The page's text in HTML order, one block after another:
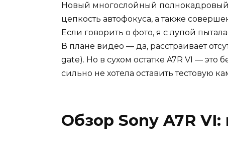
Новый многослойный полнокадровый
цепкость автофокуса, а также
Если говорить о фото, я с лупой
В плане видео — да, расстраивает
gate). Но в сухом остатке A7R VI — это
сильно не хотела оставить тестовую
Обзор Sony A7R